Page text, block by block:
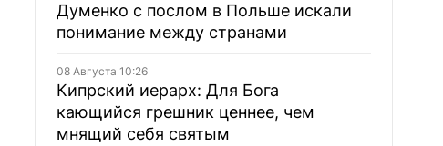
Думенко с послом в Польше искали
понимание между странами
08 Августа 10:26
Кипрский иерарх: Для Бога
кающийся грешник ценнее, чем
мнящий себя святым